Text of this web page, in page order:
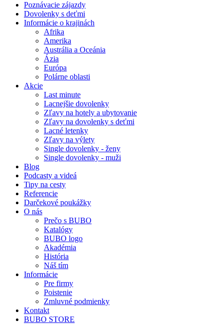
Poznávacie zájazdy
Dovolenky s deťmi
Informácie o krajinách
Afrika
Amerika
Austrália a Oceánia
Ázia
Európa
Polárne oblasti
Akcie
Last minute
Lacnejšie dovolenky
Zľavy na hotely a ubytovanie
Zľavy na dovolenky s deťmi
Lacné letenky
Zľavy na výlety
Single dovolenky - ženy
Single dovolenky - muži
Blog
Podcasty a videá
Tipy na cesty
Referencie
Darčekové poukážky
O nás
Prečo s BUBO
Katalógy
BUBO logo
Akadémia
História
Náš tím
Informácie
Pre firmy
Poistenie
Zmluvné podmienky
Kontakt
BUBO STORE